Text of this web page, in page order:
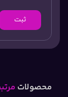
محصولات